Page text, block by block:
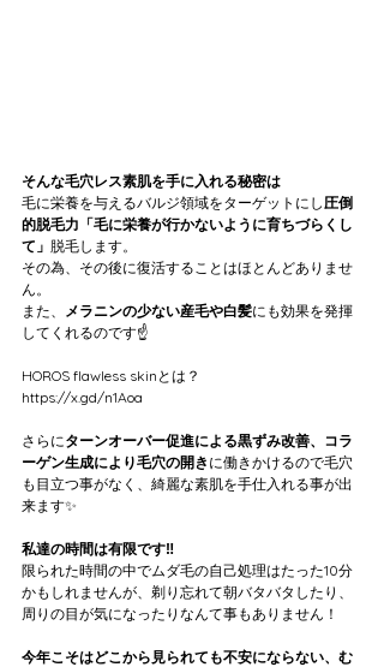
そんな毛穴レス素肌を手に入れる秘密は
毛に栄養を与えるバルジ領域をターゲットにし 圧倒
的脱毛力「毛に栄養が行かないように育ちづらくし
て」 脱毛します。
その為、その後に復活することはほとんどありませ
ん。
また、
メラニンの少ない産毛や白髪にも効果を発揮
してくれるのです☝️
HOROS flawless skinとは？
https://x.gd/n1Aoa
さらにターンオーバー促進による黒ずみ改善、コラ
ーゲン生成により毛穴の開き に働きかけるので毛穴
も目立つ事がなく、綺麗な素肌を手仕入れる事が出
来ます✨
私達の時間は有限です‼️
限られた時間の中でムダ毛の自己処理はたった10分
かもしれませんが、剃り忘れて朝バタバタしたり、
周りの目が気になったりなんて事もありません！
今年こそはどこから見られても不安にならない、む